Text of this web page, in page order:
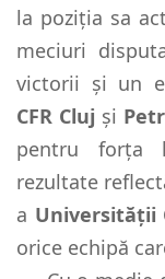
la poziția sa
meciuri
victorii și un
CFR Cluj și
pentru forța
rezultate
a Universității
orice echipă